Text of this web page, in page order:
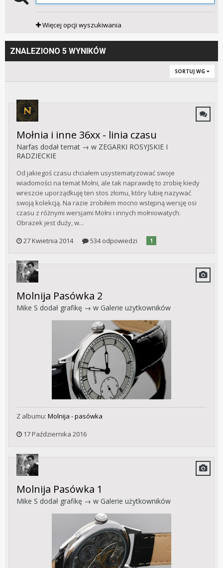
Więcej opcji wyszukiwania
ZNALEZIONO 5 WYNIKÓW
SORTUJ WG
Mołnia i inne 36xx - linia czasu
Narfas dodał temat → w ZEGARKI ROSYJSKIE I
RADZIECKIE
Od jakiegoś czasu chciałem usystematyzować swoje
wiadomości na temat Mołni, ale tak naprawdę to zrobię kiedy
wreszcie uporządkuję ten stos złomu, który lubię nazywać
swoją kolekcją. Na razie zrobiłem mocno wstępną wersję osi
czasu z różnymi wersjami Mołni i innych mołniowatych.
Obrazek jest duży, w...
27 Kwietnia 2014
534 odpowiedzi 1
Molnija Pasówka 2
Mike S dodał grafikę → w Galerie użytkowników
Z albumu: Molnija - pasówka
17 Października 2016
Molnija Pasówka 1
Mike S dodał grafikę → w Galerie użytkowników